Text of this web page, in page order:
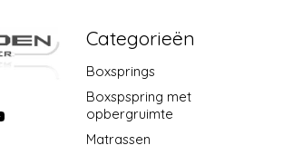
Categorieën
Boxsprings
Boxspspring met
opbergruimte
Matrassen